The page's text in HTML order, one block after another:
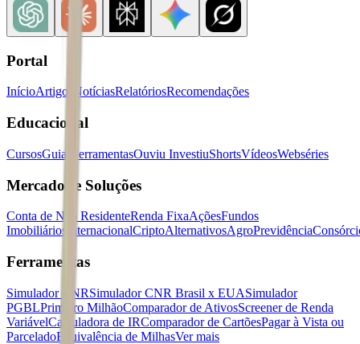
Portal
InícioArtigos NotíciasRelatóriosRecomendações
Educacional
CursosGuias FerramentasOuviu InvestiuShortsVídeosWebséries
Mercados e Soluções
Conta de Não ResidenteRenda FixaAçõesFundos
Imobiliários
InternacionalCriptoAlternativosAgroPrevidência
Ferramentas
Simulador CNRSimulador CNR Brasil x EUASimulador
PGBLPrimeiro MilhãoComparador de AtivosScreener de Renda
VariávelCalculadora de IRComparador de CartõesPagar à Vista ou
ParceladoEquivalência de MilhasVer mais